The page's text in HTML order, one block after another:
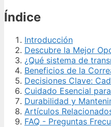
Índice
Introducción
Descubre la Mejor
¿Qué sistema de
Beneficios de la
Decisiones Clave:
Cuidado Esencial
Durabilidad y
Artículos
FAQ - Preguntas